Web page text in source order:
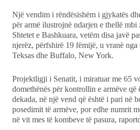
Ekonomi
Teknologji
Udhëtime
DuVideo
Një vendim i rëndësishëm i gjykatës
për armë ilustrojnë ndarjen e thellë mbi
Shtetet e Bashkuara, vetëm disa javë
njerëz, përfshirë 19 fëmijë, u vranë nga
Teksas dhe Buffalo, New York.
Projektligji i Senatit, i miratuar me 65
domethënës për kontrollin e armëve që
dekada, në një vend që është i pari në
posedimit të armëve, por edhe numrit
në vit mes të kombeve të pasura,